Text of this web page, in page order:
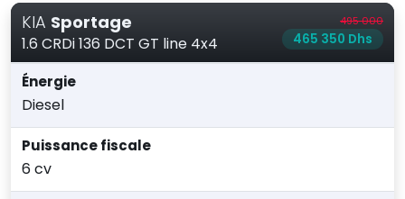
KIA Sportage
1.6 CRDi 136 DCT GT line 4x4
495 000
465 350 Dhs
Énergie
Diesel
Puissance fiscale
6 cv